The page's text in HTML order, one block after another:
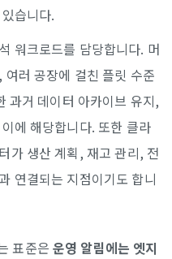
습니다.
워크로드를 담당합니다. 머
러 공장에 걸친 플릿 수준
과거 데이터 아카이브 유지,
에 해당합니다. 또한 클라
가 생산 계획, 재고 관리, 전
연결되는 지점이기도 합니
표준은운영 알림에는 엣지